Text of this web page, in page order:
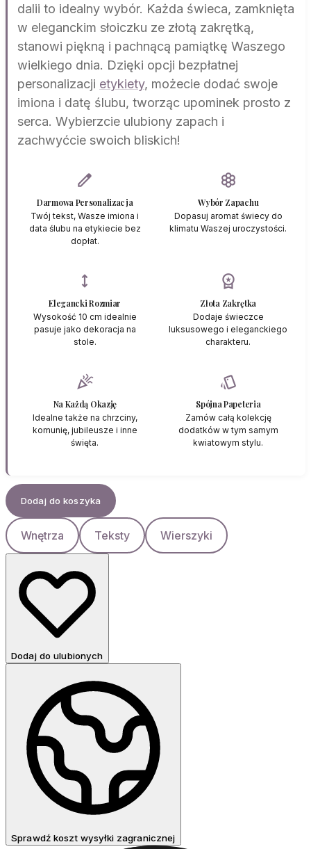
dalii to idealny wybór. Każda świeca, zamknięta
w eleganckim słoiczku ze złotą zakrętką,
stanowi piękną i pachnącą pamiątkę Waszego
wielkiego dnia. Dzięki opcji bezpłatnej
personalizacji etykiety, możecie dodać swoje
imiona i datę ślubu, tworząc upominek prosto z
serca. Wybierzcie ulubiony zapach i
zachwyćcie swoich bliskich!
edit
Darmowa Personalizacja
Twój tekst, Wasze imiona i
data ślubu na etykiecie bez
dopłat.
filter_vintage
Wybór Zapachu
Dopasuj aromat świecy do
klimatu Waszej uroczystości.
height
Elegancki Rozmiar
Wysokość 10 cm idealnie
pasuje jako dekoracja na
stole.
workspace_premium
Złota Zakrętka
Dodaje świeczce
luksusowego i eleganckiego
charakteru.
celebration
Na Każdą Okazję
Idealne także na chrzciny,
komunię, jubileusze i inne
święta.
style
Spójna Papeteria
Zamów całą kolekcję
dodatków w tym samym
kwiatowym stylu.
Dodaj do koszyka
Wnętrza Teksty Wierszyki
Dodaj do ulubionych
Sprawdź koszt wysyłki zagranicznej